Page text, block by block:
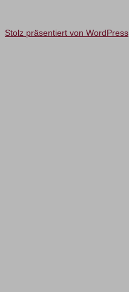
Stolz präsentiert von WordPress